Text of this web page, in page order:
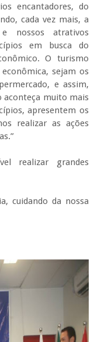
encantadores, do
cada vez mais, a
nossos atrativos
em busca do
O turismo
sejam os
e assim,
aconteça muito mais
apresentem os
realizar as ações
realizar grandes
cuidando da nossa